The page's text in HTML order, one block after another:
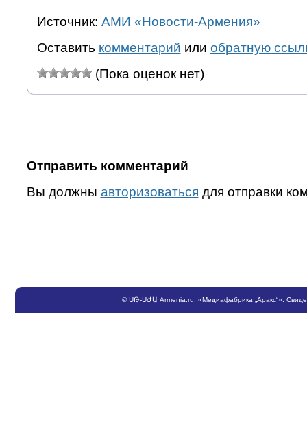
Источник: АМИ «Новости-Армения»
Оставить комментарий или обратную
(Пока оценок нет)
Отправить комментарий
Вы должны авторизоваться для отправки
©ՍԹ-ՍԺԱ Armenia.ru , «Медиафабрика „Аракс“».